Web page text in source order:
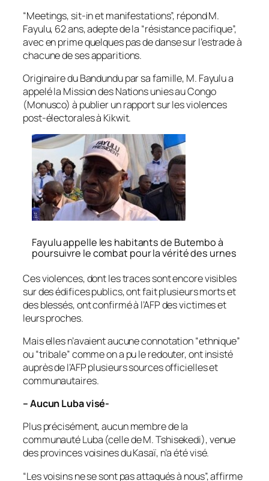
“Meetings, sit-in et manifestations”, répond M.
Fayulu, 62 ans, adepte de la “résistance pacifique”,
avec en prime quelques pas de danse sur l’estrade à
chacune de ses apparitions.
Originaire du Bandundu par sa famille, M. Fayulu a
appelé la Mission des Nations unies au Congo
(Monusco) à publier un rapport sur les violences
post-électorales à Kikwit.
Fayulu appelle les habitants de Butembo à
poursuivre le combat pour la vérité des urnes
Ces violences, dont les traces sont encore visibles
sur des édifices publics, ont fait plusieurs morts et
des blessés, ont confirmé à l’AFP des victimes et
leurs proches.
Mais elles n’avaient aucune connotation “ethnique”
ou “tribale” comme on a pu le redouter, ont insisté
auprès de l’AFP plusieurs sources officielles et
communautaires.
– Aucun Luba visé-
Plus précisément, aucun membre de la
communauté Luba (celle de M. Tshisekedi), venue
des provinces voisines du Kasaï, n’a été visé.
“Les voisins ne se sont pas attaqués à nous”, affirme